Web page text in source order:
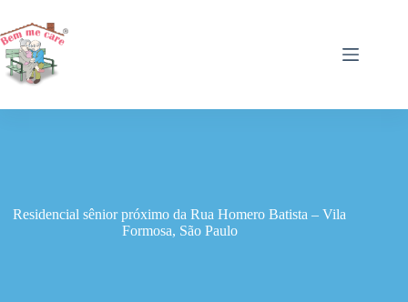
para
o
conteúdo
Residencial sênior próximo da Rua Homero Batista – Vila
Formosa, São Paulo